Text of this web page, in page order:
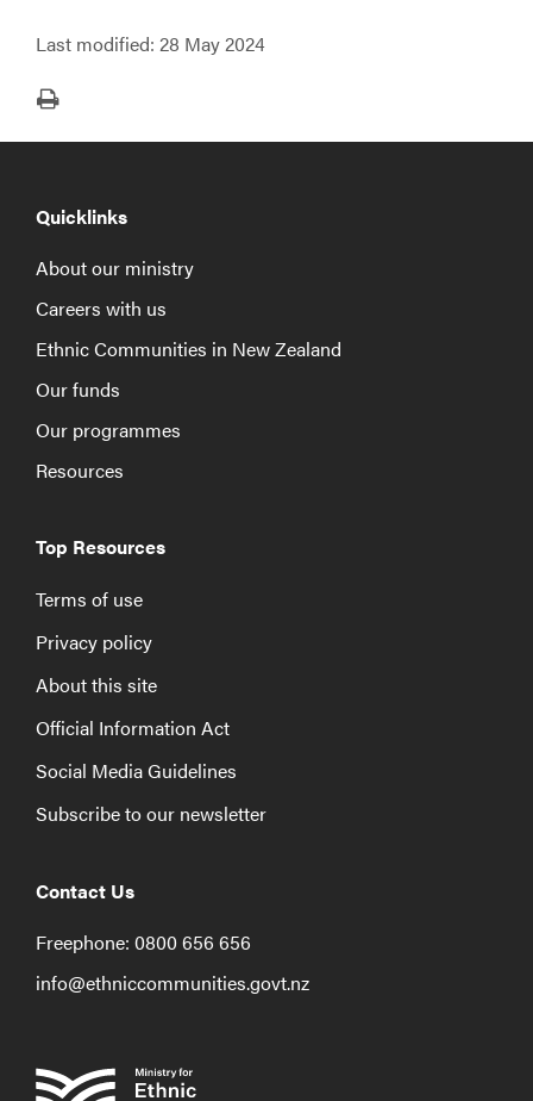
Last modified: 28 May 2024
Print
Quicklinks
About our ministry
Careers with us
Ethnic Communities in New Zealand
Our funds
Our programmes
Resources
Top Resources
Terms of use
Privacy policy
About this site
Official Information Act
Social Media Guidelines
Subscribe to our newsletter
Contact Us
Freephone: 0800 656 656
info@ethniccommunities.govt.nz